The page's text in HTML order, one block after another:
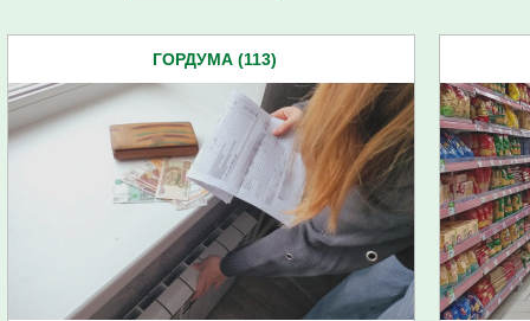
ГОРДУМА (113)